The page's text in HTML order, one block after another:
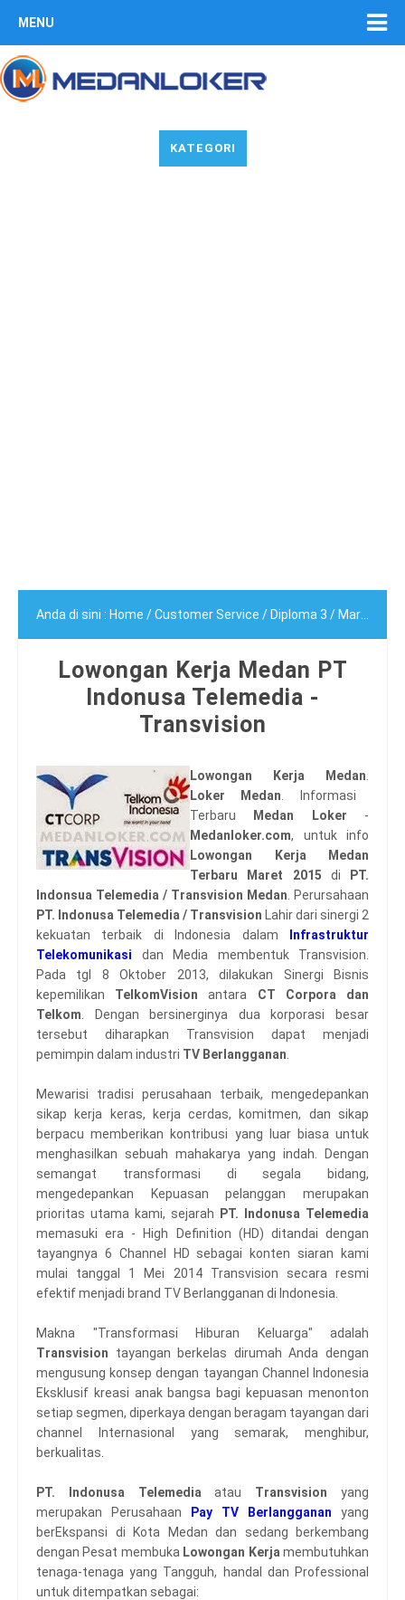
MENU
KATEGORI
Anda di sini : Home /Customer Service / Diploma 3 / Marketing
Lowongan Kerja Medan PT
Indonusa Telemedia -
Transvision
Lowongan Kerja Medan
Loker Medan . Informasi
Terbaru
Medan Loker -
Medanloker.com, untuk info
Lowongan Kerja Medan
Terbaru Maret 2015 di
PT.
Indonsua Telemedia / Transvision Medan . Perursahaan
PT. Indonusa Telemedia / Transvision
Lahir dari sinergi 2
kekuatan terbaik di Indonesia dalam
Infrastruktur
Telekomunikasi dan Media membentuk Transvision.
Pada tgl 8 Oktober 2013, dilakukan Sinergi Bisnis
kepemilikan TelkomVision antara CT Corpora dan
Telkom . Dengan bersinerginya dua korporasi besar
tersebut diharapkan Transvision dapat menjadi
pemimpin dalam industri TV Berlangganan
Mewarisi tradisi perusahaan terbaik, mengedepankan
sikap kerja keras, kerja cerdas, komitmen, dan sikap
berpacu memberikan kontribusi yang luar biasa untuk
menghasilkan sebuah mahakarya yang indah. Dengan
semangat transformasi di segala bidang,
mengedepankan Kepuasan pelanggan merupakan
prioritas utama kami, sejarah
PT. Indonusa Telemedia
memasuki era - High Definition (HD) ditandai dengan
tayangnya 6 Channel HD sebagai konten siaran kami
mulai tanggal 1 Mei 2014 Transvision secara resmi
efektif menjadi brand TV Berlangganan di Indonesia.
Makna "Transformasi Hiburan Keluarga" adalah
Transvision tayangan berkelas dirumah Anda dengan
mengusung konsep dengan tayangan Channel Indonesia
Eksklusif kreasi anak bangsa bagi kepuasan menonton
setiap segmen, diperkaya dengan beragam tayangan dari
channel Internasional yang semarak, menghibur,
berkualitas.
PT. Indonusa Telemediaatau Transvision yang
merupakan Perusahaan
Pay TV Berlangganan yang
berEkspansi di Kota Medan dan sedang berkembang
dengan Pesat membuka Lowongan Kerjamembutuhkan
tenaga-tenaga yang Tangguh, handal dan Professional
untuk ditempatkan sebagai: